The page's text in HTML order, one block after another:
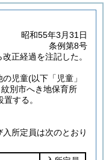
昭和55年3月31日
条例第8号
正経過を注記した。
の児童(以下「児童」
別市へき地保育所
置する。
所定員は次のとおり